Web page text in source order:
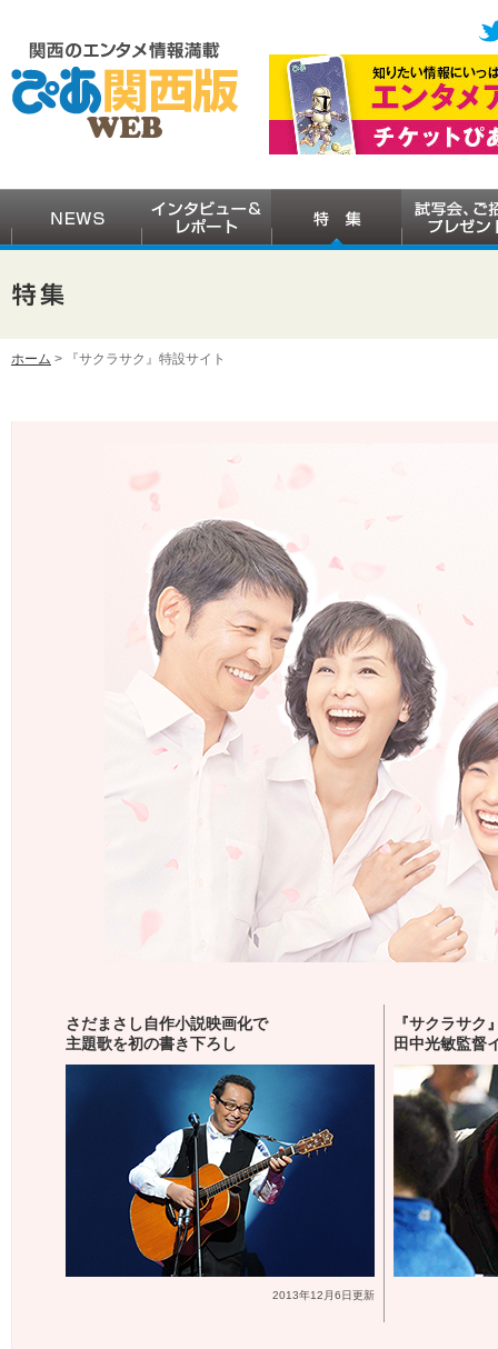
ホーム > 『サクラサク』特設サイト
さだまさし自作小説映画化で
主題歌を初の書き下ろし
2013年12月6日更新
『サクラサク
田中光敏監督